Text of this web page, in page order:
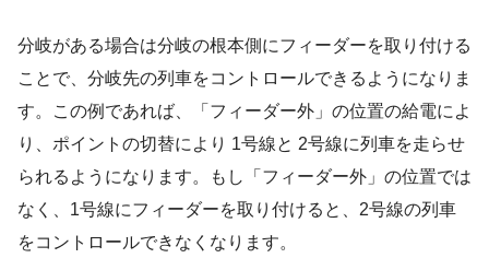
分岐がある場合は分岐の根本側にフィーダーを取り付ける
ことで、分岐先の列車をコントロールできるようになりま
す。この例であれば、「フィーダー外」の位置の給電によ
り、ポイントの切替により 1号線と 2号線に列車を走らせ
られるようになります。もし「フィーダー外」の位置では
なく、1号線にフィーダーを取り付けると、2号線の列車
をコントロールできなくなります。